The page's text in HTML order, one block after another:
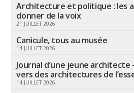
Architecture et politique : les
donner de la voix
21 JUILLET 2026
Canicule, tous au musée
14 JUILLET 2026
Journal d’une jeune
vers des architectures de
14 JUILLET 2026